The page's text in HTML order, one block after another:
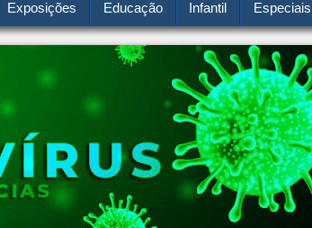
Exposições Educação Infantil Especiais